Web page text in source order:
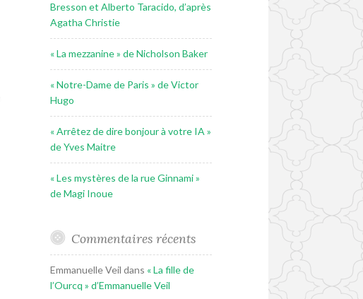
Bresson et Alberto Taracido, d’après
Agatha Christie
« La mezzanine » de Nicholson Baker
« Notre-Dame de Paris » de Victor
Hugo
« Arrêtez de dire bonjour à votre IA »
de Yves Maitre
« Les mystères de la rue Ginnami »
de Magi Inoue
Commentaires récents
Emmanuelle Veil dans « La fille de
l’Ourcq » d’Emmanuelle Veil